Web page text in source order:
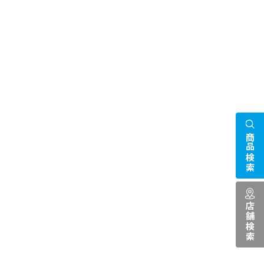
商品検索
店舗検索